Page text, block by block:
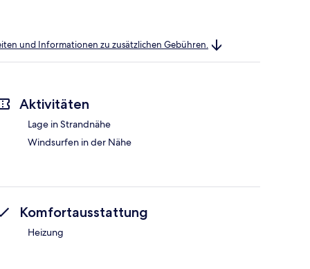
und Informationen zu zusätzlichen Gebühren.
Aktivitäten
Lage in Strandnähe
Windsurfen in der Nähe
Komfortausstattung
Heizung